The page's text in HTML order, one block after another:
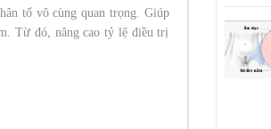
tố vô cùng quan trọng. Giúp
Từ đó, nâng cao tỷ lệ điều trị